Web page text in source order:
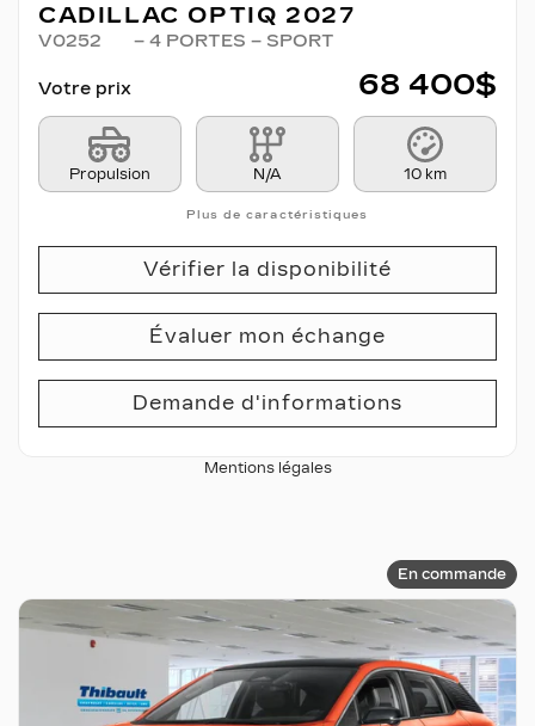
CADILLAC OPTIQ 2027
V0252 – 4 PORTES – SPORT
Votre prix 68 400$
Propulsion N/A 10 km
Plus de caractéristiques
Vérifier la disponibilité
Évaluer mon échange
Demande d'informations
Mentions légales
En commande